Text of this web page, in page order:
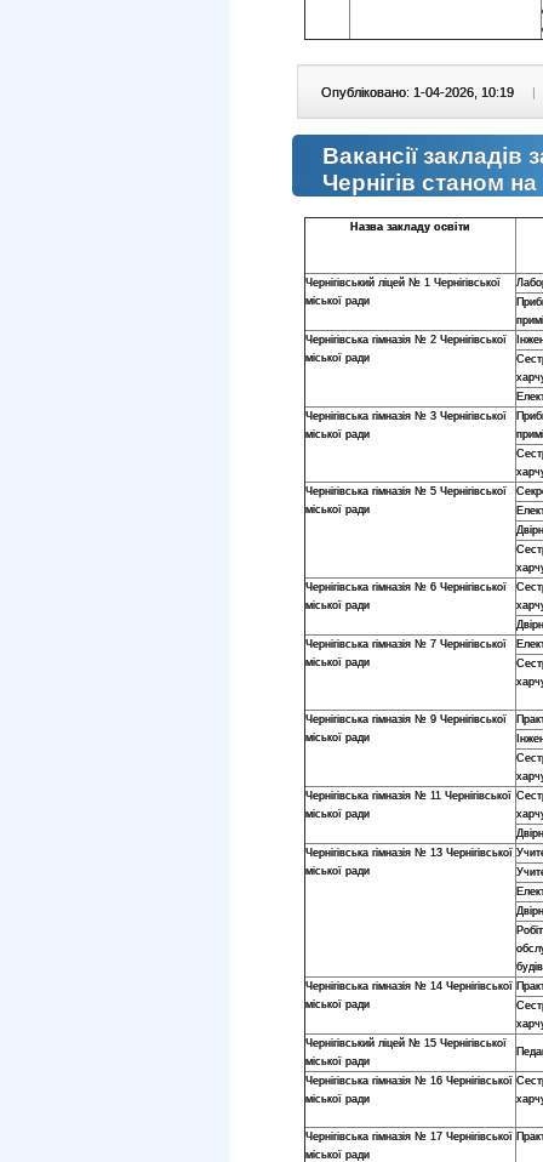
Опубліковано: 1-04-2026, 10:19 |
Вакансії закладів
Чернігів станом
Назва закладу освіти
Чернігівський ліцей № 1 Чернігівської
міської ради
Чернігівська гімназія № 2 Чернігівської
міської ради
Чернігівська гімназія № 3 Чернігівської
міської ради
Чернігівська гімназія № 5 Чернігівської
міської ради
Чернігівська гімназія № 6 Чернігівської
міської ради
Чернігівська гімназія № 7 Чернігівської
міської ради
Чернігівська гімназія № 9 Чернігівської
міської ради
Чернігівська гімназія № 11 Чернігівської
міської ради
Чернігівська гімназія № 13 Чернігівської
міської ради
Чернігівська гімназія № 14 Чернігівської
міської ради
Чернігівський ліцей № 15 Чернігівської
міської ради
Чернігівська гімназія № 16 Чернігівської
міської ради
Чернігівська гімназія № 17 Чернігівської
міської ради